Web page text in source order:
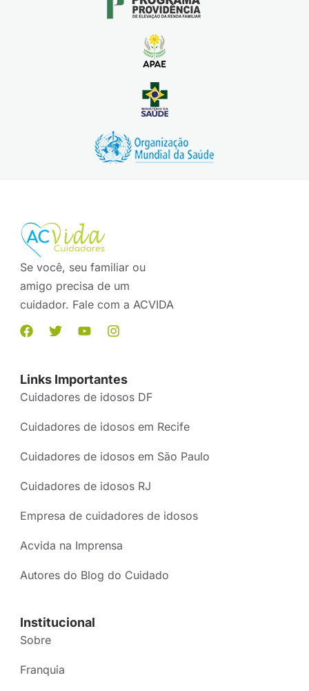
Se você, seu familiar ou
amigo precisa de um
cuidador. Fale com a ACVIDA
Links Importantes
Cuidadores de idosos DF
Cuidadores de idosos em Recife
Cuidadores de idosos em São Paulo
Cuidadores de idosos RJ
Empresa de cuidadores de idosos
Acvida na Imprensa
Autores do Blog do Cuidado
Institucional
Sobre
Franquia